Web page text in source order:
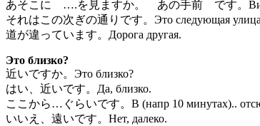
あそこに ….を見ますか。 あの手前 です。
それはこの次ぎの通りです。Это следующая
道が違っています。Дорога другая.
Это близко?
近いですか。Это близко?
はい、近いです。Да, близко.
ここから…ぐらいです。В (напр 10 минутах)..
いいえ、遠いです。Нет, далеко.